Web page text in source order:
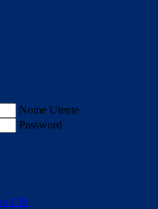
Nome Utente
Password
CIE